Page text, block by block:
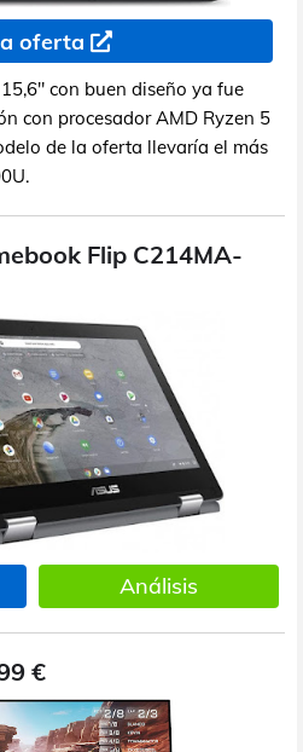
oferta
con buen diseño ya fue
con procesador AMD Ryzen 5
de la oferta llevaría el más
Flip C214MA-
Análisis
€